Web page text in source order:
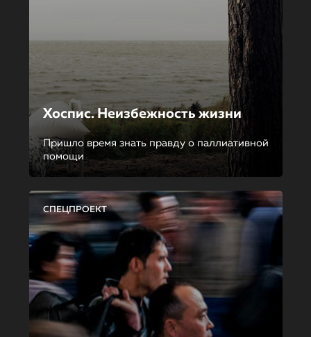
Хоспис. Неизбежность жизни
Пришло время знать правду о паллиативной
помощи
СПЕЦПРОЕКТ